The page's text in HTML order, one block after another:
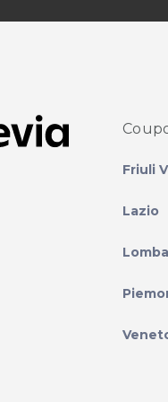
su youtube
su
Friuli
Lazio